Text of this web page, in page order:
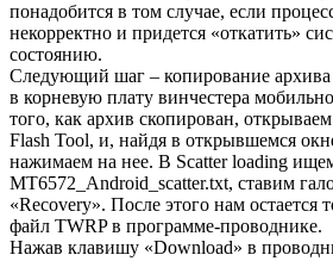
понадобится в том случае, если
некорректно и придется «откатить»
состоянию.
Следующий шаг – копирование
в корневую плату винчестера
того, как архив скопирован,
Flash Tool, и, найдя в открывшемся
нажимаем на нее. В Scatter loading
MT6572_Android_scatter.txt, ставим
«Recovery». После этого нам остается
файл TWRP в программе-проводнике.
Нажав клавишу «Download» в